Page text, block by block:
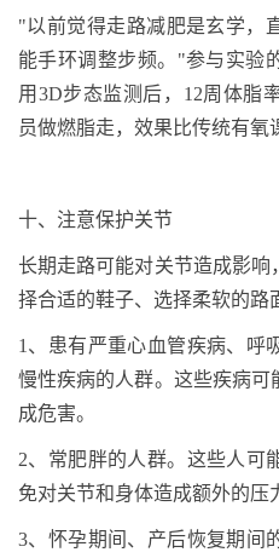
"以前觉得走路减肥是玄学，
能手环调整步频。 "参与实验
用 3D步态监测后， 12周体脂
员做燃脂走，效果比传统有氧
十、 注意保护关节
长期走路可能对关节造成影
择合适的鞋子、选择柔软的路
1 、患有严重心血管疾病、呼
慢性疾病的人群。这些疾病
成危害。
2、常肥胖的人群。这些人可
免对关节和身体造成额外的压
3、怀孕期间、产后恢复期间